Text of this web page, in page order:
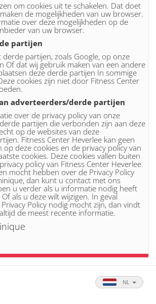
om cookies uit te schakelen. Dat doet
de mogelijkheden van uw browser.
over deze mogelijkheden op de
van uw browser.
partijen
derde partijen, zoals Google, op onze
Of dat wij gebruik maken van een andere
deze derde partijen In sommige
cookies zijn niet door Fitness Center
adverteerders/derde partijen
over de privacy policy van onze
partijen die verbonden zijn aan deze
op de websites van deze
Fitness Center Heverlee kan geen
deze cookies en de privacy policy van
cookies. Deze cookies vallen buiten
policy van Fitness Center Heverlee.
mocht hebben over de Privacy Policy
dan kunt u contact met ons
u verder als u informatie nodig heeft
als u deze wilt wijzigen. In geval
Policy nodig mocht zijn, dan vindt
de meest recente informatie.
NL